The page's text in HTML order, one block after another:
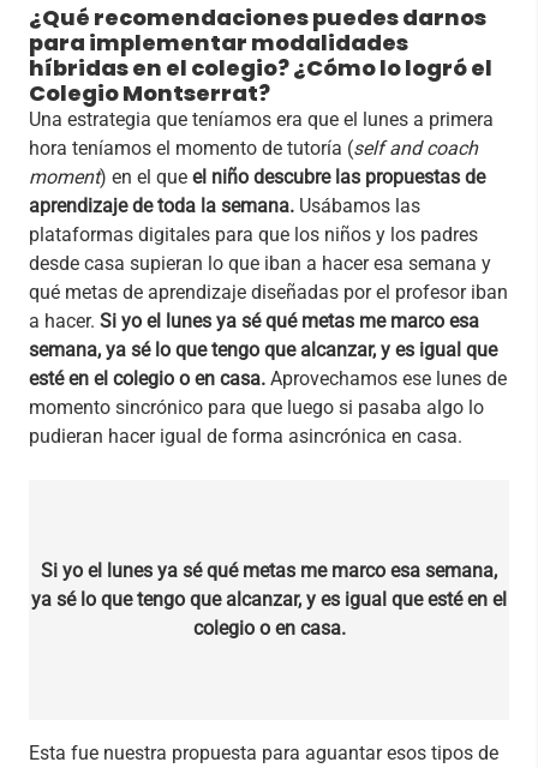
¿Qué recomendaciones puedes darnos
para implementar modalidades
híbridas en el colegio? ¿Cómo lo logró el
Colegio Montserrat?
Una estrategia que teníamos era que el lunes a primera
hora teníamos el momento de tutoría (self and coach
moment) en el que el niño descubre las propuestas de
aprendizaje de toda la semana. Usábamos las
plataformas digitales para que los niños y los padres
desde casa supieran lo que iban a hacer esa semana y
qué metas de aprendizaje diseñadas por el profesor iban
a hacer. Si yo el lunes ya sé qué metas me marco esa
semana, ya sé lo que tengo que alcanzar, y es igual que
esté en el colegio o en casa. Aprovechamos ese lunes de
momento sincrónico para que luego si pasaba algo lo
pudieran hacer igual de forma asincrónica en casa.
Si yo el lunes ya sé qué metas me marco esa semana,
ya sé lo que tengo que alcanzar, y es igual que esté en el
colegio o en casa.
Esta fue nuestra propuesta para aguantar esos tipos de